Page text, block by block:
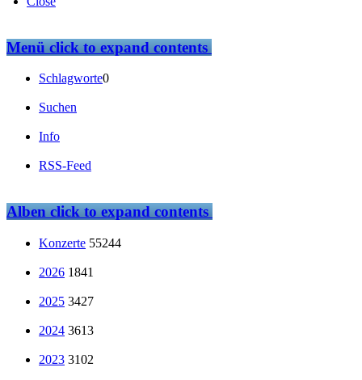
Menüclick to expand contents
Schlagworte0
Suchen
Info
RSS-Feed
Albenclick to expand contents
Konzerte 55244
2026 1841
2025 3427
2024 3613
2023 3102